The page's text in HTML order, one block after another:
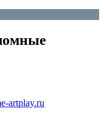
artplay.ru